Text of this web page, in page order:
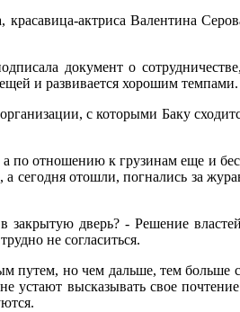
актриса Валентина
о сотрудничестве,
и развивается хорошим темпами.
с которыми Баку
по отношению к грузинам еще и
отошли, погнались за
дверь? - Решение
не согласиться.
путем, но чем дальше, тем
высказывать свое